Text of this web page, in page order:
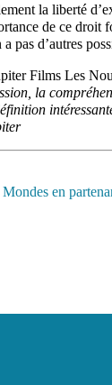
la liberté
de ce droit
pas d’autres
la
en